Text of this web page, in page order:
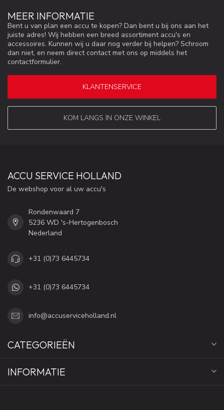
MEER INFORMATIE
Bent u van plan een accu te kopen? Dan bent u bij ons aan het
juiste adres! Wij hebben een breed assortiment accu's en
accessoires. Kunnen wij u daar nog verder bij helpen? Schroom
dan niet, en neem direct contact met ons op middels het
contactformulier.
KLANTENSERVICE
KOM LANGS IN ONZE WINKEL
ACCU SERVICE HOLLAND
De webshop voor al uw accu's
Rondenwaard 7
5236 WD 's-Hertogenbosch
Nederland
+31 (0)73 6445734
+31 (0)73 6445734
info@accuserviceholland.nl
CATEGORIEËN
INFORMATIE